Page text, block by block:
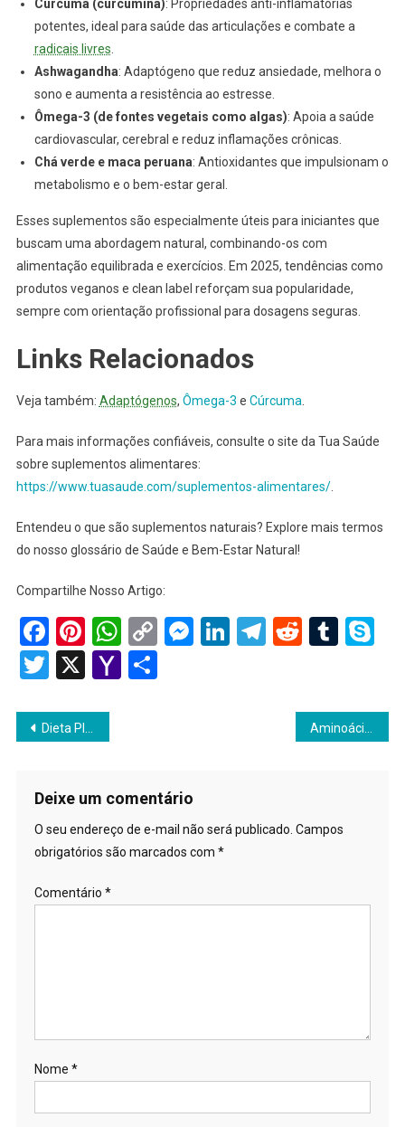
Cúrcuma (curcumina): Propriedades anti-inflamatórias
potentes, ideal para saúde das articulações e combate a
radicais livres
Ashwagandha: Adaptógeno que reduz ansiedade, melhora o
sono e aumenta a resistência ao estresse.
Ômega-3 (de fontes vegetais como algas): Apoia a saúde
cardiovascular, cerebral e reduz inflamações crônicas.
Chá verde e maca peruana: Antioxidantes que impulsionam o
metabolismo e o bem-estar geral.
Esses suplementos são especialmente úteis para iniciantes que
buscam uma abordagem natural, combinando-os com
alimentação equilibrada e exercícios. Em 2025, tendências como
produtos veganos e clean label reforçam sua popularidade,
sempre com orientação profissional para dosagens seguras.
Links Relacionados
Veja também: Adaptógenos, Ômega-3 e Cúrcuma
Para mais informações confiáveis, consulte o site da Tua Saúde
sobre suplementos alimentares:
https://www.tuasaude.com/suplementos-alimentares/.
Entendeu o que são suplementos naturais? Explore mais termos
do nosso glossário de Saúde e Bem-Estar Natural!
Compartilhe Nosso Artigo:
Facebook
Pinterest
WhatsApp
Copy
Link
Messenger
LinkedIn
Telegram
Reddit
Twitter
X YahooShare
Navegação
Post
Dieta Plant-Based
Deixe um comentário
O seu endereço de e-mail não será publicado. Campos
obrigatórios são marcados com *
Comentário *
Nome *